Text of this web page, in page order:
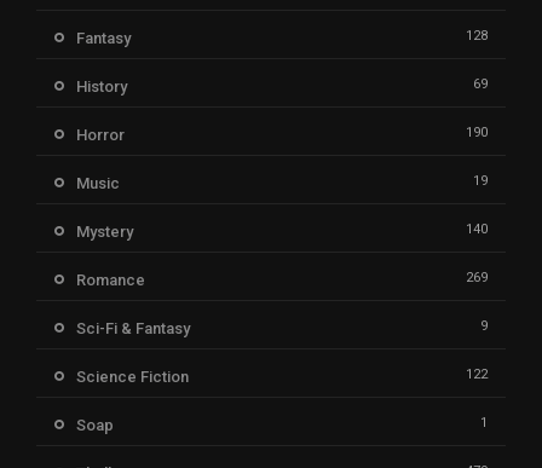
Fantasy 128
History 69
Horror 190
Music 19
Mystery 140
Romance 269
Sci-Fi & Fantasy 9
Science Fiction 122
Soap 1